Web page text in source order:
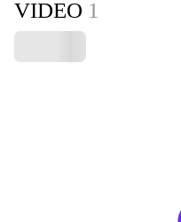
VIDEO 1